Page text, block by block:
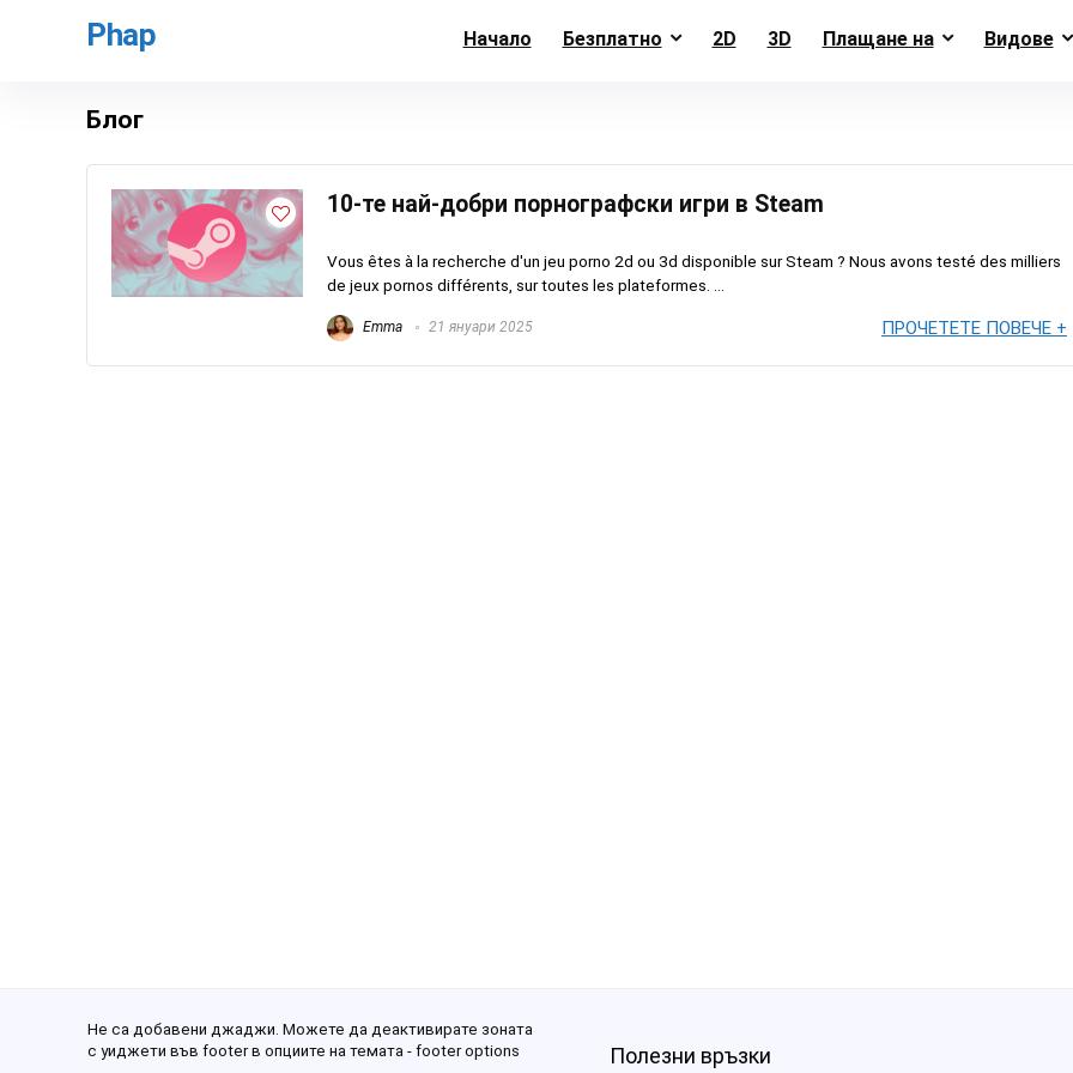
Phap Начало Безплатно 2D 3D Плащане на Видове
Блог
10-те най-добри порнографски игри в Steam
Vous êtes à la recherche d'un jeu porno 2d ou 3d disponible sur Steam ? Nous avons testé des milliers
de jeux pornos différents, sur toutes les plateformes. ...
Emma 21 януари 2025 ПРОЧЕТЕТЕ ПОВЕЧЕ +
Не са добавени джаджи. Можете да деактивирате зоната
с уиджети във footer в опциите на темата - footer options
Полезни връзки